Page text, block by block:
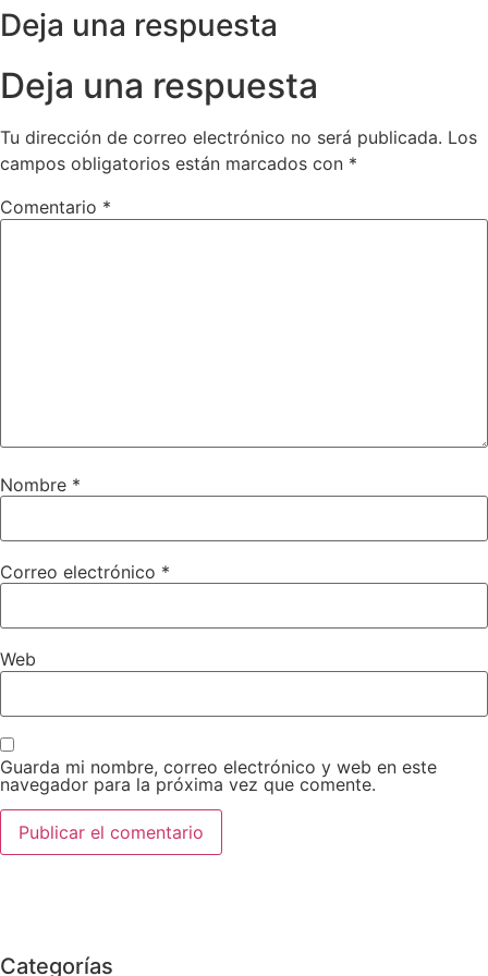
Deja una respuesta
Deja una respuesta
Tu dirección de correo electrónico no será publicada. Los
campos obligatorios están marcados con *
Comentario *
Nombre *
Correo electrónico *
Web
Guarda mi nombre, correo electrónico y web en este
navegador para la próxima vez que comente.
Categorías